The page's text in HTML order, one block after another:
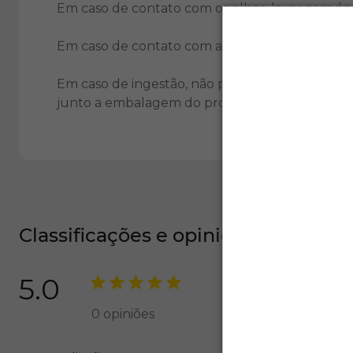
Em caso de contato com os olhos, lavar com
Em caso de contato com a pele, lavar com
Em caso de ingestão, não provocar vômito e
junto a embalagem do produto).
Classificações e opiniões
5.0
0 opiniões